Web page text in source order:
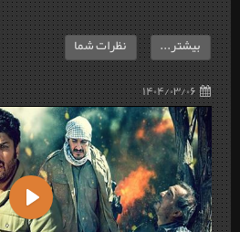
۱۴۰۴/۰۳/۰۶
بیشتر... نظرات شما
Play